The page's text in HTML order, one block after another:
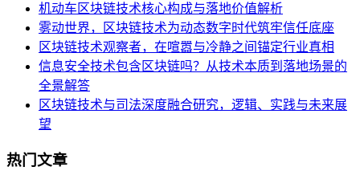
机动车区块链技术核心构成与落地价值解析
雾动世界，区块链技术为动态数字时代筑牢信任底座
区块链技术观察者，在喧嚣与冷静之间锚定行业真相
信息安全技术包含区块链吗？从技术本质到落地场景的
全景解答
区块链技术与司法深度融合研究，逻辑、实践与未来展
望
热门文章